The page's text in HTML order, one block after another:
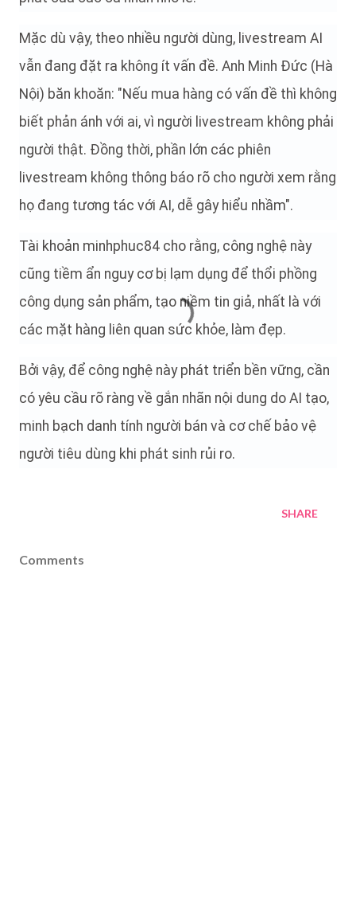
Mặc dù vậy, theo nhiều người dùng, livestream AI
vẫn đang đặt ra không ít vấn đề. Anh Minh Đức (Hà
Nội) băn khoăn: "Nếu mua hàng có vấn đề thì không
biết phản ánh với ai, vì người livestream không phải
người thật. Đồng thời, phần lớn các phiên
livestream không thông báo rõ cho người xem rằng
họ đang tương tác với AI, dễ gây hiểu nhầm".
Tài khoản minhphuc84 cho rằng, công nghệ này
cũng tiềm ẩn nguy cơ bị lạm dụng để thổi phồng
công dụng sản phẩm, tạo niềm tin giả, nhất là với
các mặt hàng liên quan sức khỏe, làm đẹp.
Bởi vậy, để công nghệ này phát triển bền vững, cần
có yêu cầu rõ ràng về gắn nhãn nội dung do AI tạo,
minh bạch danh tính người bán và cơ chế bảo vệ
người tiêu dùng khi phát sinh rủi ro.
SHARE
Comments